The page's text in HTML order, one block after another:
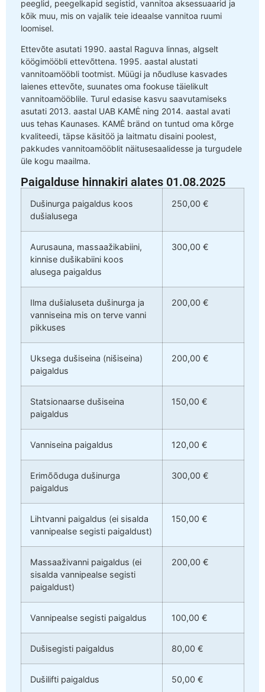
peeglid, peegelkapid segistid, vannitoa aksessuaarid ja
kõik muu, mis on vajalik teie ideaalse vannitoa ruumi
loomisel.
Ettevõte asutati 1990. aastal Raguva linnas, algselt
köögimööbli ettevõttena. 1995. aastal alustati
vannitoamööbli tootmist. Müügi ja nõudluse kasvades
laienes ettevõte, suunates oma fookuse täielikult
vannitoamööblile. Turul edasise kasvu saavutamiseks
asutati 2013. aastal UAB KAMĖ ning 2014. aastal avati
uus tehas Kaunases. KAMĖ bränd on tuntud oma kõrge
kvaliteedi, täpse käsitöö ja laitmatu disaini poolest,
pakkudes vannitoamööblit näitusesaalidesse ja turgudele
üle kogu maailma.
Paigalduse hinnakiri alates 01.08.2025
Dušinurga paigaldus koos
dušialusega
250,00 €
Aurusauna, massaažikabiini,
kinnise dušikabiini koos
alusega paigaldus
300,00 €
Ilma dušialuseta dušinurga ja
vanniseina mis on terve vanni
pikkuses
200,00 €
Uksega dušiseina (nišiseina)
paigaldus
200,00 €
Statsionaarse dušiseina
paigaldus
150,00 €
Vanniseina paigaldus 120,00 €
Erimõõduga dušinurga
paigaldus
300,00 €
Lihtvanni paigaldus (ei sisalda
vannipealse segisti paigaldust)
150,00 €
Massaaživanni paigaldus (ei
sisalda vannipealse segisti
paigaldust)
200,00 €
Vannipealse segisti paigaldus 100,00 €
Dušisegisti paigaldus 80,00 €
Dušilifti paigaldus 50,00 €